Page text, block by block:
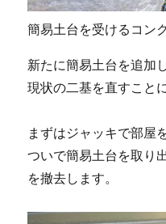
簡易土台を受けるコン
新たに簡易土台を追加
現状の二基を直すこと
まずはジャッキで部屋
ついで簡易土台を取り
を撤去します。